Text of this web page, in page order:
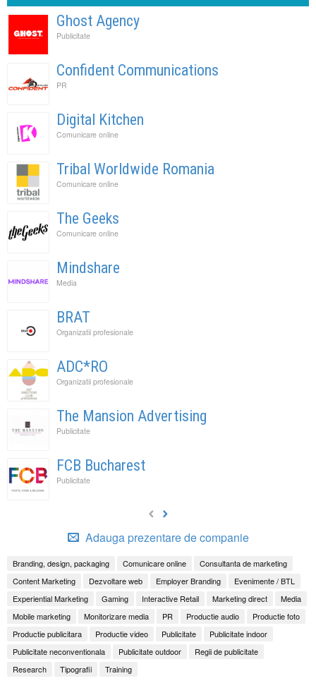
Ghost Agency
Publicitate
Confident Communications
PR
Digital Kitchen
Comunicare online
Tribal Worldwide Romania
Comunicare online
The Geeks
Comunicare online
Mindshare
Media
BRAT
Organizatii profesionale
ADC*RO
Organizatii profesionale
The Mansion Advertising
Publicitate
FCB Bucharest
Publicitate
Adauga prezentare de companie
Branding, design, packaging Comunicare online
Consultanta de marketing
Content Marketing
Dezvoltare web Employer Branding
Evenimente / BTL
Experiential Marketing
Gaming Interactive Retail Marketing direct
Media
Mobile marketing
Monitorizare media PR Productie audio
Productie foto
Productie publicitara
Productie video Publicitate
Publicitate indoor
Publicitate neconventionala
Publicitate outdoor
Regii de publicitate
Research
Tipografii Training